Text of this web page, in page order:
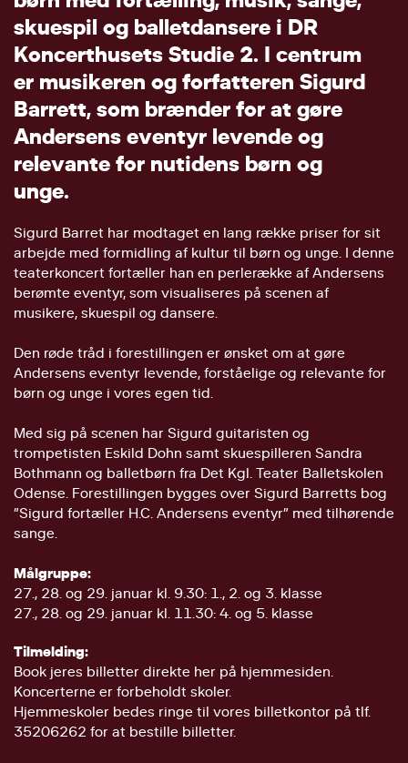
skuespil og balletdansere i DR
Koncerthusets Studie 2. I centrum
er musikeren og forfatteren Sigurd
Barrett, som brænder for at gøre
Andersens eventyr levende og
relevante for nutidens børn og
unge.
Sigurd Barret har modtaget en lang række priser for sit
arbejde med formidling af kultur til børn og unge. I denne
teaterkoncert fortæller han en perlerække af Andersens
berømte eventyr, som visualiseres på scenen af
musikere, skuespil og dansere.
Den røde tråd i forestillingen er ønsket om at gøre
Andersens eventyr levende, forståelige og relevante for
børn og unge i vores egen tid.
Med sig på scenen har Sigurd guitaristen og
trompetisten Eskild Dohn samt skuespilleren Sandra
Bothmann og balletbørn fra Det Kgl. Teater Balletskolen
Odense. Forestillingen bygges over Sigurd Barretts bog
”Sigurd fortæller H.C. Andersens eventyr” med tilhørende
sange.
Målgruppe:
27., 28. og 29. januar kl. 9.30: 1., 2. og 3. klasse
27., 28. og 29. januar kl. 11.30: 4. og 5. klasse
Tilmelding:
Book jeres billetter direkte her på hjemmesiden.
Koncerterne er forbeholdt skoler.
Hjemmeskoler bedes ringe til vores billetkontor på tlf.
35206262 for at bestille billetter.